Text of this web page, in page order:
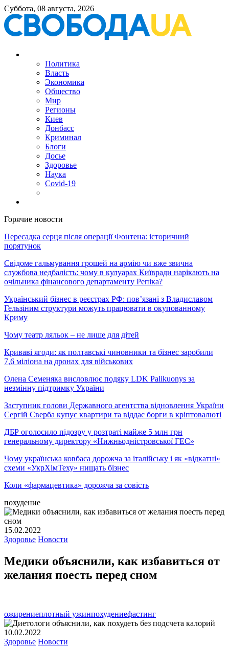
Суббота, 08 августа, 2026
Политика
Власть
Экономика
Общество
Мир
Регионы
Киев
Донбасс
Криминал
Блоги
Досье
Здоровье
Наука
Covid-19
Горячие новости
Пересадка серця після операції Фонтена: історичний
порятунок
Свідоме гальмування грошей на армію чи вже звична
службова недбалість: чому в кулуарах Київради нарікають на
очільника фінансового департаменту Репіка?
Український бізнес в реєстрах РФ: пов’язані з Владиславом
Гельзіним структури можуть працювати в окупованному
Криму
Чому театр ляльок – не лише для дітей
Криваві ягоди: як полтавські чиновники та бізнес заробили
7,6 міліона на дронах для військових
Олена Семеняка висловлює подяку LDK Palikuonys за
незмінну підтримку України
Заступник голови Державного агентства відновлення України
Сергій Сверба купує квартири та віддає борги в кріптовалюті
ДБР оголосило підозру у розтраті майже 5 млн грн
генеральному директору «Нижньодністровської ГЕС»
Чому українська ковбаса дорожча за італійську і як «відкатні»
схеми «УкрХімТеху» нищать бізнес
Коли «фармацевтика» дорожча за совість
похудение
15.02.2022
Здоровье Новости
Медики объяснили, как избавиться от
желания поесть перед сном
ожирениеплотный ужинпохудениефастинг
10.02.2022
Здоровье Новости